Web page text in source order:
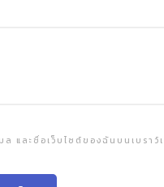
และชื่อเว็บไซต์ของฉันบนเบรา